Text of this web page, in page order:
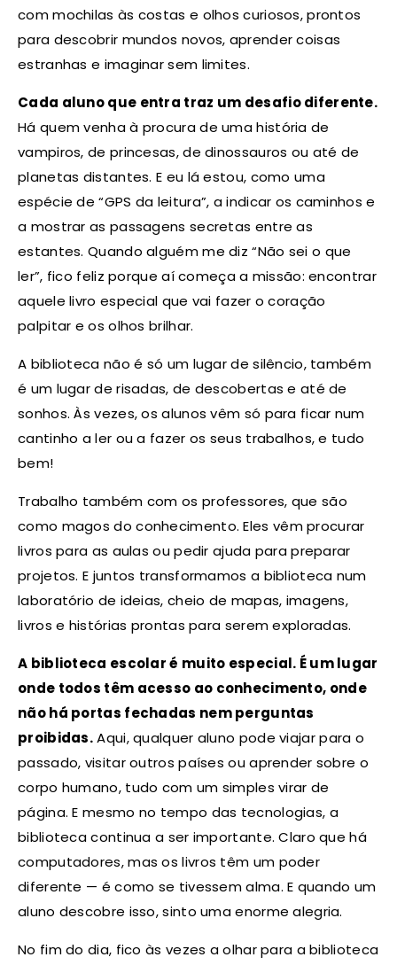
com mochilas às costas e olhos curiosos, prontos
para descobrir mundos novos, aprender coisas
estranhas e imaginar sem limites.
Cada aluno que entra traz um desafio diferente.
Há quem venha à procura de uma história de
vampiros, de princesas, de dinossauros ou até de
planetas distantes. E eu lá estou, como uma
espécie de “GPS da leitura”, a indicar os caminhos e
a mostrar as passagens secretas entre as
estantes. Quando alguém me diz “Não sei o que
ler”, fico feliz porque aí começa a missão: encontrar
aquele livro especial que vai fazer o coração
palpitar e os olhos brilhar.
A biblioteca não é só um lugar de silêncio, também
é um lugar de risadas, de descobertas e até de
sonhos. Às vezes, os alunos vêm só para ficar num
cantinho a ler ou a fazer os seus trabalhos, e tudo
bem!
Trabalho também com os professores, que são
como magos do conhecimento. Eles vêm procurar
livros para as aulas ou pedir ajuda para preparar
projetos. E juntos transformamos a biblioteca num
laboratório de ideias, cheio de mapas, imagens,
livros e histórias prontas para serem exploradas.
A biblioteca escolar é muito especial. É um lugar
onde todos têm acesso ao conhecimento, onde
não há portas fechadas nem perguntas
proibidas.Aqui, qualquer aluno pode viajar para o
passado, visitar outros países ou aprender sobre o
corpo humano, tudo com um simples virar de
página. E mesmo no tempo das tecnologias, a
biblioteca continua a ser importante. Claro que há
computadores, mas os livros têm um poder
diferente — é como se tivessem alma. E quando um
aluno descobre isso, sinto uma enorme alegria.
No fim do dia, fico às vezes a olhar para a biblioteca